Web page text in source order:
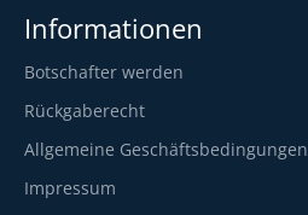
Informationen
Botschafter werden
Rückgaberecht
Allgemeine Geschäftsbedingungen
Impressum